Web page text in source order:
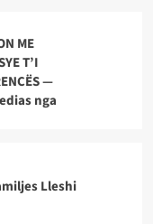
ME
T’I
—
nga
Lleshi